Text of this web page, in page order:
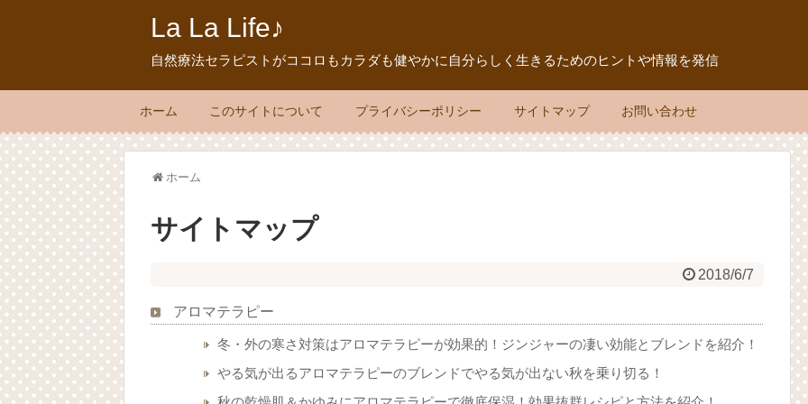
La La Life♪
自然療法セラピストがココロもカラダも健やかに自分らしく生きるためのヒントや情報を発信
ホーム このサイトについて プライバシーポリシー サイトマップ お問い合わせ
ホーム
サイトマップ
2018/6/7
アロマテラピー
冬・外の寒さ対策はアロマテラピーが効果的！ジンジャーの凄い効能とブレンドを紹介！
やる気が出るアロマテラピーのブレンドでやる気が出ない秋を乗り切る！